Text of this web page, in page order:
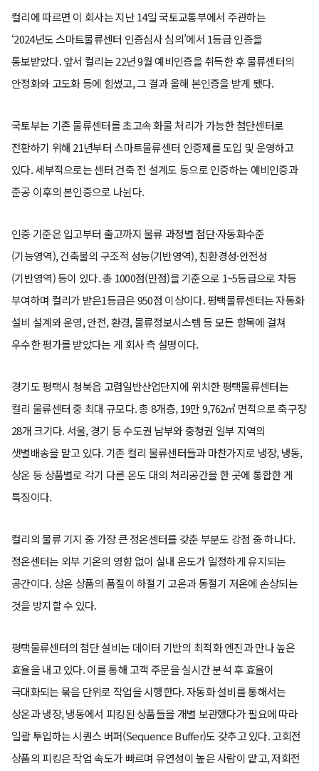
컬리에 따르면 이 회사는 지난 14일 국토교통부에서 주관하는
‘2024년도 스마트물류센터 인증심사 심의’에서 1등급 인증을
통보받았다. 앞서 컬리는 22년 9월 예비인증을 취득한 후 물류센터의
안정화와 고도화 등에 힘썼고, 그 결과 올해 본인증을 받게 됐다.
국토부는 기존 물류센터를 초고속 화물 처리가 가능한 첨단센터로
전환하기 위해 21년부터 스마트물류센터 인증제를 도입 및 운영하고
있다. 세부적으로는 센터 건축 전 설계도 등으로 인증하는 예비인증과
준공 이후의 본인증으로 나뉜다.
인증 기준은 입고부터 출고까지 물류 과정별 첨단·자동화수준
(기능영역), 건축물의 구조적 성능(기반영역), 친환경성·안전성
(기반영역) 등이 있다. 총 1000점(만점)을 기준으로 1~5등급으로 차등
부여하며 컬리가 받은1등급은 950점 이상이다. 평택물류센터는 자동화
설비 설계와 운영, 안전, 환경, 물류정보시스템 등 모든 항목에 걸쳐
우수한 평가를 받았다는 게 회사 측 설명이다.
경기도 평택시 청북읍 고렴일반산업단지에 위치한 평택물류센터는
컬리 물류센터 중 최대 규모다. 총 8개층, 19만 9,762㎡ 면적으로 축구장
28개 크기다. 서울, 경기 등 수도권 남부와 충청권 일부 지역의
샛별배송을 맡고 있다. 기존 컬리 물류센터들과 마찬가지로 냉장, 냉동,
상온 등 상품별로 각기 다른 온도 대의 처리공간을 한 곳에 통합한 게
특징이다.
컬리의 물류 기지 중 가장 큰 정온센터를 갖춘 부분도 강점 중 하나다.
정온센터는 외부 기온의 영향 없이 실내 온도가 일정하게 유지되는
공간이다. 상온 상품의 품질이 하절기 고온과 동절기 저온에 손상되는
것을 방지할 수 있다.
평택물류센터의 첨단 설비는 데이터 기반의 최적화 엔진과 만나 높은
효율을 내고 있다. 이를 통해 고객 주문을 실시간 분석 후 효율이
극대화되는 묶음 단위로 작업을 시행한다. 자동화 설비를 통해서는
상온과 냉장, 냉동에서 피킹된 상품들을 개별 보관했다가 필요에 따라
일괄 투입하는 시퀀스 버퍼(Sequence Buffer)도 갖추고 있다. 고회전
상품의 피킹은 작업 속도가 빠르며 유연성이 높은 사람이 맡고, 저회전